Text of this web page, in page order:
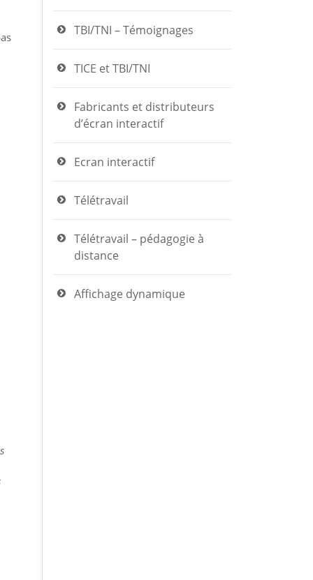
TBI/TNI – Témoignages
TICE et TBI/TNI
Fabricants et distributeurs
d’écran interactif
Ecran interactif
Télétravail
Télétravail – pédagogie à
distance
Affichage dynamique